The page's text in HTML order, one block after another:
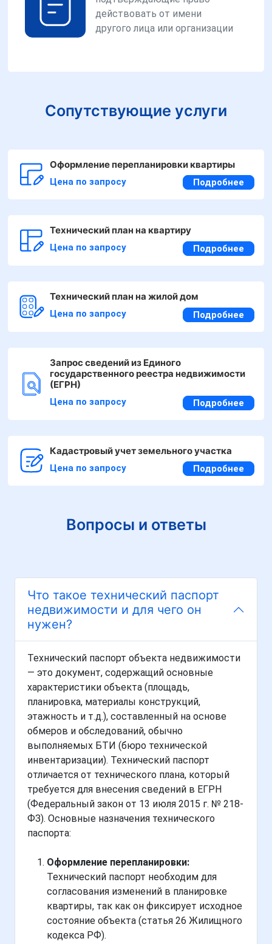
действовать от имени
другого лица или организации
Сопутствующие услуги
Оформление перепланировки квартиры
Цена по запросу Подробнее
Технический план на квартиру
Цена по запросу Подробнее
Технический план на жилой дом
Цена по запросу Подробнее
Запрос сведений из Единого
государственного реестра недвижимости
(ЕГРН)
Цена по запросу Подробнее
Кадастровый учет земельного участка
Цена по запросу Подробнее
Вопросы и ответы
Что такое технический паспорт
недвижимости и для чего он
нужен?
Технический паспорт объекта недвижимости
— это документ, содержащий основные
характеристики объекта (площадь,
планировка, материалы конструкций,
этажность и т.д.), составленный на основе
обмеров и обследований, обычно
выполняемых БТИ (бюро технической
инвентаризации). Технический паспорт
отличается от технического плана, который
требуется для внесения сведений в ЕГРН
(Федеральный закон от 13 июля 2015 г. № 218-
ФЗ). Основные назначения технического
паспорта:
Оформление перепланировки:
Технический паспорт необходим для
согласования изменений в планировке
квартиры, так как он фиксирует исходное
состояние объекта (статья 26 Жилищного
кодекса РФ).